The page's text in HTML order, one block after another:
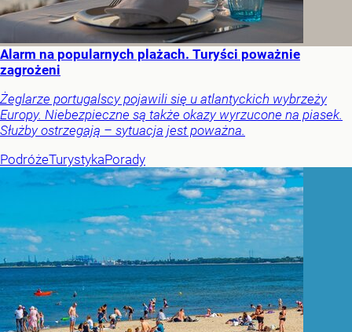
Alarm na popularnych plażach. Turyści poważnie
zagrożeni
Żeglarze portugalscy pojawili się u atlantyckich wybrzeży
Europy. Niebezpieczne są także okazy wyrzucone na piasek.
Służby ostrzegają – sytuacja jest poważna.
PodróżeTurystykaPorady